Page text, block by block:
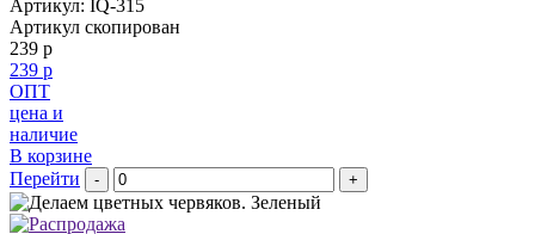
Артикул: IQ-315
Артикул скопирован
239 р
239 р
ОПТ
цена и
наличие
В корзине
Перейти
- +